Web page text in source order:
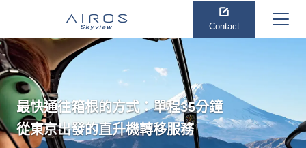
Contact
最快通往箱根的方式：單程35分鐘
從東京出發的直升機轉移服務